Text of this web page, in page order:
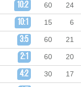
10:2 60 24
10:1 15 6
3:5 60 21
2:1 60 20
4:2 30 17